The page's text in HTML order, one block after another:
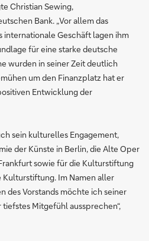
Christian Sewing,
Bank. „Vor allem das
internationale Geschäft lagen ihm
für eine starke deutsche
wurden in seiner Zeit deutlich
um den Finanzplatz hat er
Entwicklung der
sein kulturelles Engagement,
der Künste in Berlin, die Alte Oper
sowie für die Kulturstiftung
Kulturstiftung. Im Namen aller
des Vorstands möchte ich seiner
Mitgefühl aussprechen“,